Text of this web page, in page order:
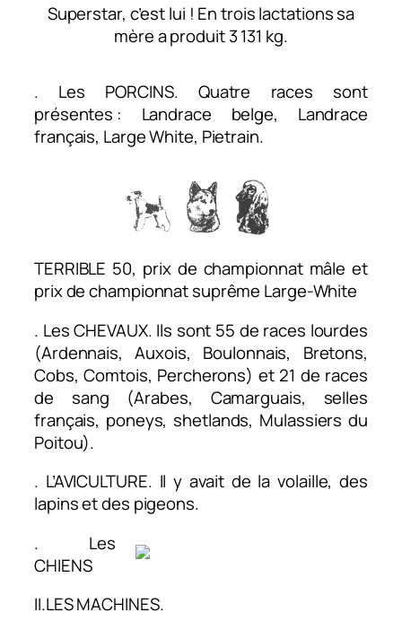
Superstar, c’est lui ! En trois lactations sa
mère a produit 3 131 kg.
. Les PORCINS. Quatre races sont
présentes : Landrace belge, Landrace
français, Large White, Pietrain.
TERRIBLE 50, prix de championnat mâle et
prix de championnat suprême Large-White
. Les CHEVAUX. Ils sont 55 de races lourdes
(Ardennais, Auxois, Boulonnais, Bretons,
Cobs, Comtois, Percherons) et 21 de races
de sang (Arabes, Camarguais, selles
français, poneys, shetlands, Mulassiers du
Poitou).
. L’AVICULTURE. Il y avait de la volaille, des
lapins et des pigeons.
. Les
CHIENS
II.LES MACHINES.